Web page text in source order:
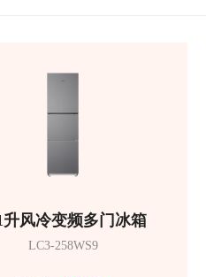
升风冷变频多门冰箱
LC3-258WS9